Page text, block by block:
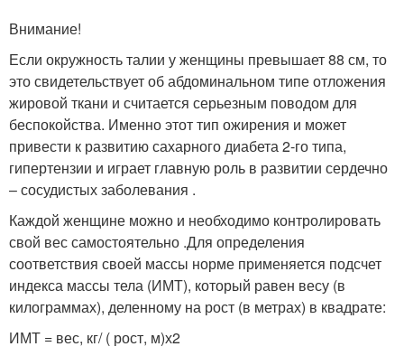
Внимание!
Если окружность талии у женщины превышает 88 см, то
это свидетельствует об абдоминальном типе отложения
жировой ткани и считается серьезным поводом для
беспокойства. Именно этот тип ожирения и может
привести к развитию сахарного диабета 2-го типа,
гипертензии и играет главную роль в развитии сердечно
– сосудистых заболевания .
Каждой женщине можно и необходимо контролировать
свой вес самостоятельно .Для определения
соответствия своей массы норме применяется подсчет
индекса массы тела (ИМТ), который равен весу (в
килограммах), деленному на рост (в метрах) в квадрате:
ИМТ = вес, кг/ ( рост, м)х2